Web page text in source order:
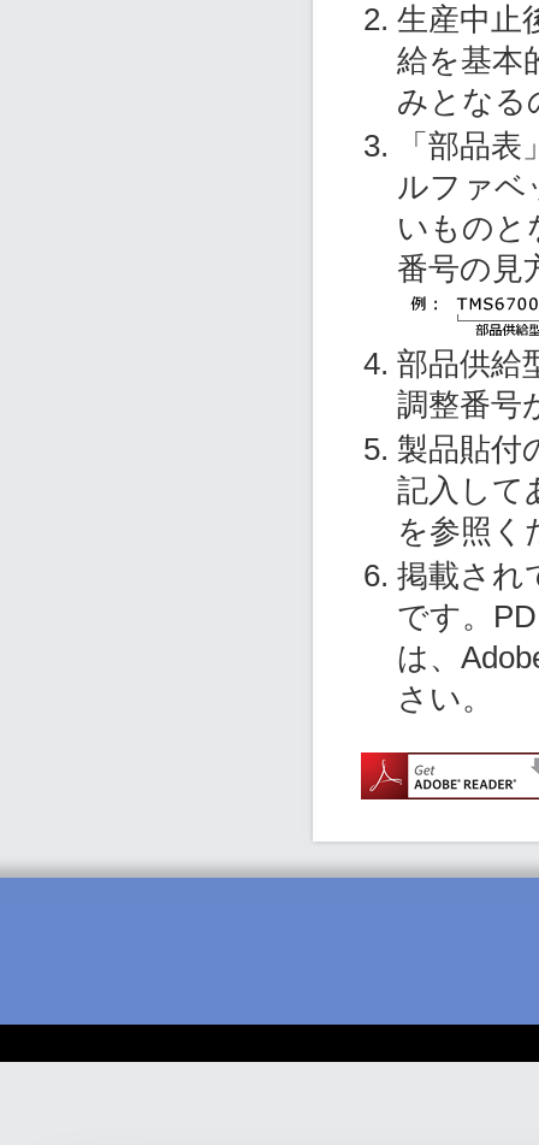
生産中止
給を基本
みとなる
「部品
ルファベ
いものと
番号の見
部品供給
調整番号
製品貼付
記入して
を参照く
掲載され
です。
は、
さい。